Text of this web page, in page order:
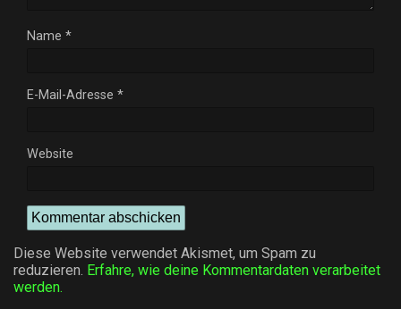
Name *
E-Mail-Adresse *
Website
Diese Website verwendet Akismet, um Spam zu
reduzieren. Erfahre, wie deine Kommentardaten verarbeitet
werden.